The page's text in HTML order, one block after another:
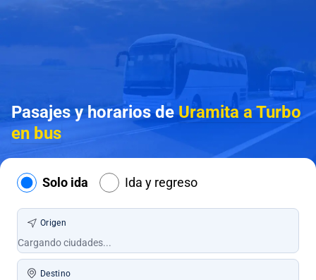
Pasajes y horarios deUramita a Turbo
en bus
Solo ida Ida y regreso
Origen
Destino